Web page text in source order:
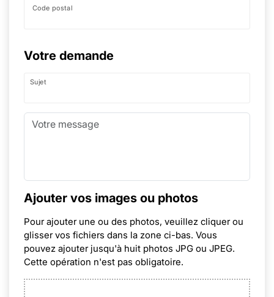
Code postal
Votre demande
Sujet
Ajouter vos images ou photos
Pour ajouter une ou des photos, veuillez cliquer ou
glisser vos fichiers dans la zone ci-bas. Vous
pouvez ajouter jusqu'à huit photos JPG ou JPEG.
Cette opération n'est pas obligatoire.